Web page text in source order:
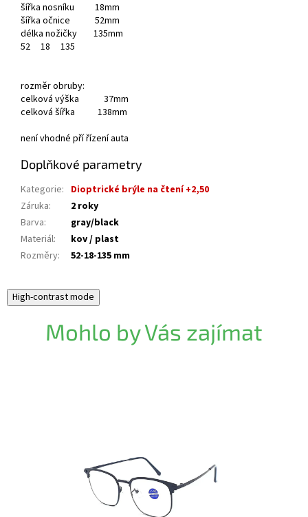
šířka nosníku 18mm
šířka očnice 52mm
délka nožičky 135mm
52
18 135
rozměr obruby:
celková výška 37mm
celková šířka 138mm
není vhodné pří řízení auta
Doplňkové parametry
Kategorie: Dioptrické brýle na čtení +2,50
Záruka:
2 roky
Barva:
gray/black
Materiál:
kov / plast
Rozměry: 52-18-135 mm
High-contrast mode
Mohlo by Vás zajímat